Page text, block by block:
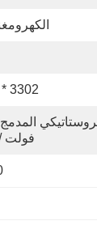
3302 * 2001 * 800 مم
فولت / 0.25 كيلو